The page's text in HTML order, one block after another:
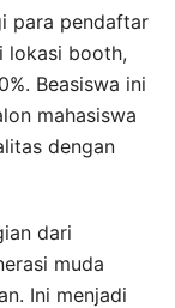
para pendaftar
lokasi booth,
Beasiswa ini
mahasiswa
dengan
dari
muda
Ini menjadi